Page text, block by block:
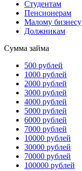
Студентам
Пенсионерам
Малому бизнесу
Должникам
Сумма займа
500 рублей
1000 рублей
2000 рублей
3000 рублей
4000 рублей
5000 рублей
6000 рублей
7000 рублей
10000 рублей
30000 рублей
70000 рублей
100000 рублей